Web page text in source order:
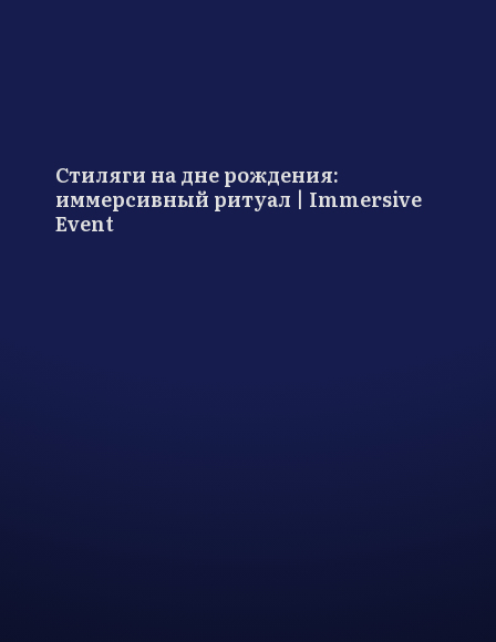
Стиляги на дне рождения:
иммерсивный ритуал | Immersive
Event